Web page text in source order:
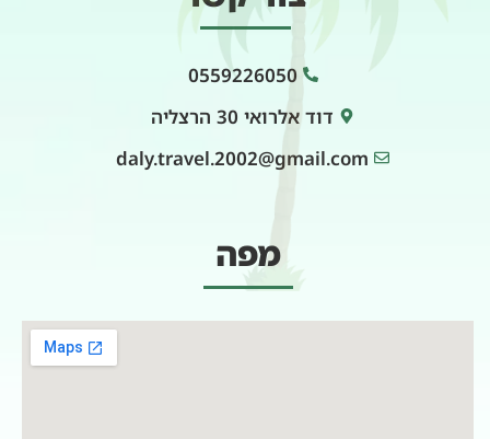
0559226050
דוד אלרואי 30 הרצליה
daly.travel.2002@gmail.com
מפה